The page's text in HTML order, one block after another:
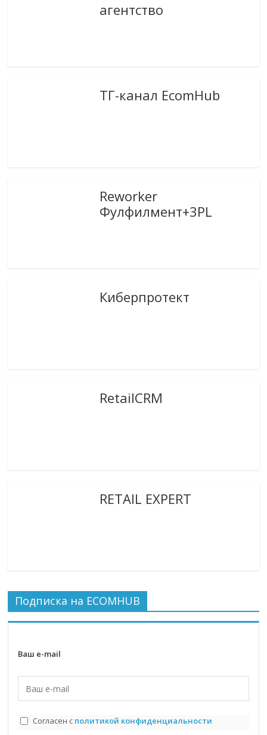
агентство
ТГ-канал EcomHub
Reworker
Фулфилмент+3PL
Киберпротект
RetailCRM
RETAIL EXPERT
Подписка на ECOMHUB
Ваш e-mail
Согласен с политикой конфиденциальности